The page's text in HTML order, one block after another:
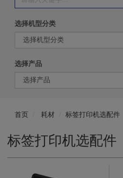
选择机型分类
选择产品
首页 耗材 标签打印机选配件
标签打印机选配件